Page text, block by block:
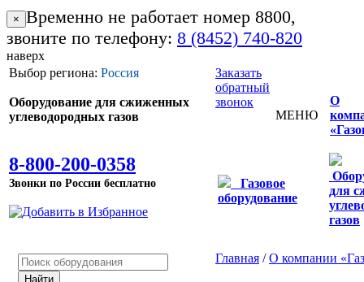
× Временно не работает номер 8800,
звоните по телефону: 8 (8452) 740-820
наверх
Выбор региона: Россия
Оборудование для сжиженных
углеводородных газов
8-800-200-0358
Звонки по России бесплатно
Заказать
обратный
звонок
МЕНЮ
О
Газовое
оборудование
для
газов
Главная /О компании